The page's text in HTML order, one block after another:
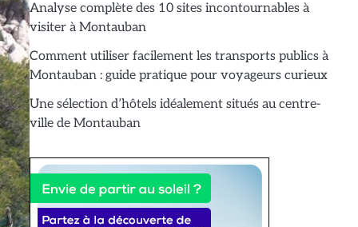
Analyse complète des 10 sites incontournables à
visiter à Montauban
Comment utiliser facilement les transports publics à
Montauban : guide pratique pour voyageurs curieux
Une sélection d’hôtels idéalement situés au centre-
ville de Montauban